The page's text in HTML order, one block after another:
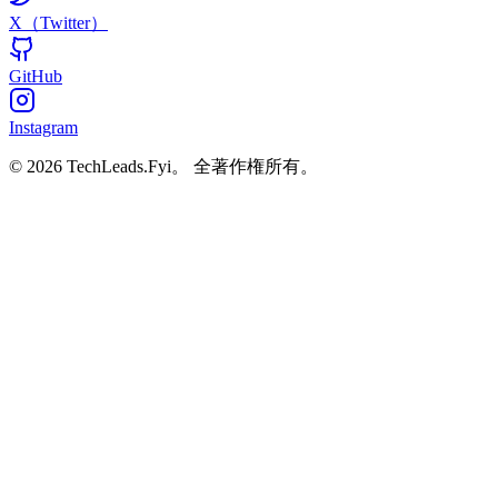
X（Twitter）
GitHub
Instagram
© 2026 TechLeads.Fyi。 全著作権所有。